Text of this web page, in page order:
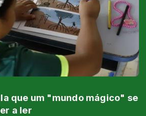
que um "mundo mágico" se
a ler